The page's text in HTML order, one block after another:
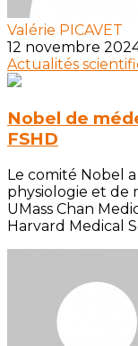
Valérie PICAVET
12 novembre
Actualités
Nobel de
FSHD
Le comité Nobel
physiologie et de
UMass Chan
Harvard Medical